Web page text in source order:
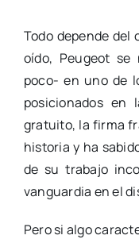
Todo depende del
oído, Peugeot
poco- en uno de
posicionados en
gratuito, la firma
historia y ha
de su trabajo
vanguardia en el
Pero si algo